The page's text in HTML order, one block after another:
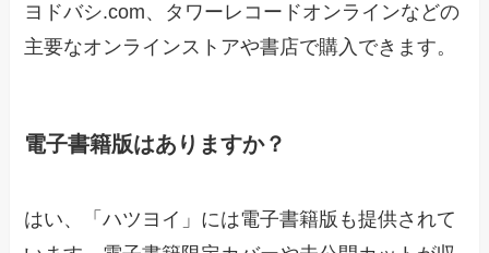
ヨドバシ.com、タワーレコードオンラインなどの
主要なオンラインストアや書店で購入できます。
電子書籍版はありますか？
はい、「ハツヨイ」には電子書籍版も提供されて